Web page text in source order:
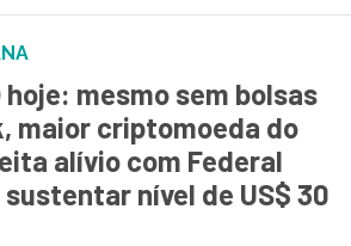
mesmo sem bolsas
maior criptomoeda do
alívio com Federal
sustentar nível de US$ 30